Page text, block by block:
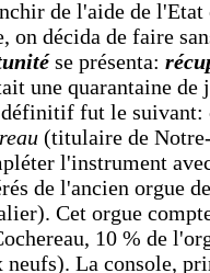
de l'aide de l'Etat
on décida de faire
se présenta:
une quarantaine
fut le suivant:
(titulaire de
l'instrument
de l'ancien orgue
Cet orgue
10 % de
neufs). La console,